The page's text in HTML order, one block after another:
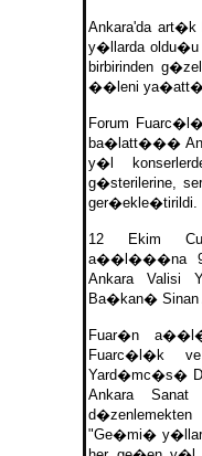
Ankara'da
y�llarda oldu�u
birbirinden
��leni
Forum
ba�latt���
y�l
g�sterilerine,
ger�ekle�tirildi.
12 Ekim
a��l���na 9.
Ankara Valisi
Ba�kan�
Fuar�n
Fuarc�l�k
Yard�mc�s�
Ankara
"Ge�mi�